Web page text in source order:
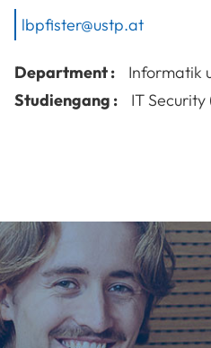
lbpfister@ustp.at
Department :
Informatik
Studiengang :
IT Security